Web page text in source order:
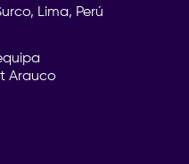
Lima, Perú
Arauco